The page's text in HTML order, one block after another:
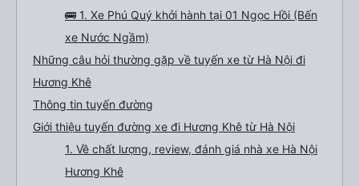
🚌 1. Xe Phú Quý khởi hành tại 01 Ngọc Hồi (Bến
xe Nước Ngầm)
Những câu hỏi thường gặp về tuyến xe từ Hà Nội đi
Hương Khê
Thông tin tuyến đường
Giới thiệu tuyến đường xe đi Hương Khê từ Hà Nội
1. Về chất lượng, review, đánh giá nhà xe Hà Nội
Hương Khê